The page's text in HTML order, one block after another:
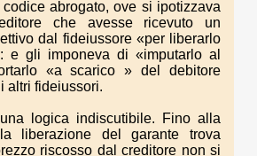
codice abrogato, ove si ipotizzava
che avesse ricevuto un
dal fideiussore «per liberarlo
e gli imponeva di «imputarlo al
«a scarico » del debitore
altri fideiussori.
logica indiscutibile. Fino alla
liberazione del garante trova
riscosso dal creditore non si